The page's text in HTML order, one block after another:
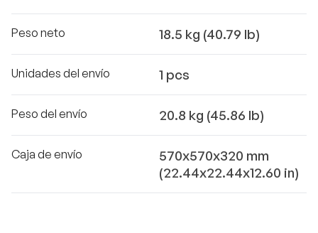
Peso neto 18.5 kg (40.79 lb)
Unidades del envío 1 pcs
Peso del envío 20.8 kg (45.86 lb)
Caja de envío
570x570x320 mm
(22.44x22.44x12.60 in)